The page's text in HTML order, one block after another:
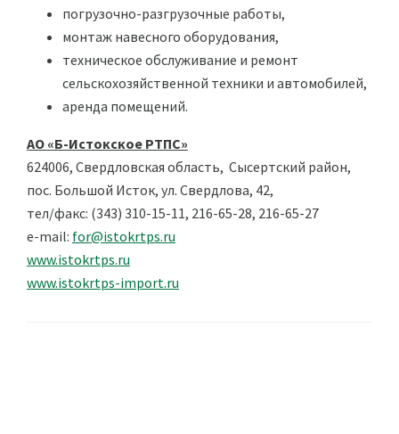
погрузочно-разгрузочные работы,
монтаж навесного оборудования,
техническое обслуживание и ремонт
сельскохозяйственной техники и автомобилей,
аренда помещений.
АО «Б-Истокское РТПС»
624006, Свердловская область, Сысертский район,
пос. Большой Исток, ул. Свердлова, 42,
тел/факс: (343) 310-15-11, 216-65-28, 216-65-27
е-mail: for@istokrtps.ru
www.istokrtps.ru
www.istokrtps-import.ru